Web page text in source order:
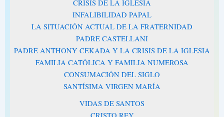
CRISIS DE LA IGLESIA
INFALIBILIDAD PAPAL
LA SITUACIÓN ACTUAL DE LA FRATERNIDAD
PADRE CASTELLANI
PADRE ANTHONY CEKADA Y LA CRISIS DE LA IGLESIA
FAMILIA CATÓLICA Y FAMILIA NUMEROSA
CONSUMACIÓN DEL SIGLO
SANTÍSIMA VIRGEN MARÍA
VIDAS DE SANTOS